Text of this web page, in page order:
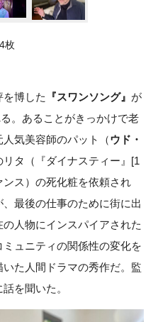
枚
博した 『スワンソング』 が
。あることがきっかけで老
気美容師のパット（ウド・
タ（『ダイナスティー』[1
ス）の死化粧を依頼され
最後の仕事のために街に出
人物にインスパイアされた
ュニティの関係性の変化を
た人間ドラマの秀作だ。監
話を聞いた。